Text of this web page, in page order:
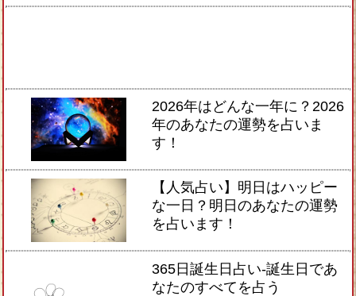
2026年はどんな一年に？2026
年のあなたの運勢を占いま
す！
【人気占い】明日はハッピー
な一日？明日のあなたの運勢
を占います！
365日誕生日占い-誕生日であ
なたのすべてを占う